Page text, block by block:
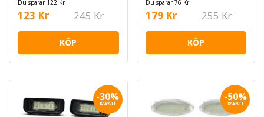
Du sparar 122 Kr
123 Kr 245 Kr
KÖP
Du sparar 76 Kr
179 Kr 255 Kr
KÖP
-30%
RABATT
-50%
RABATT